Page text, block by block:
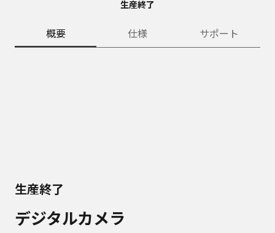
生産終了
概要 仕様 サポート
生産終了
デジタルカメラ